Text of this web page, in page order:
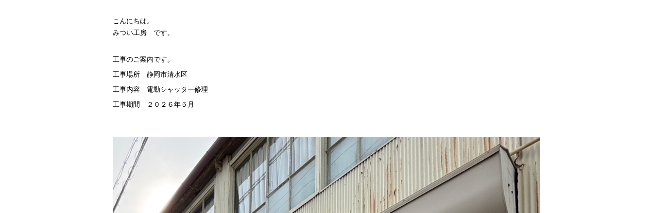
こんにちは。
みつい工房 です。
工事のご案内です。
工事場所 静岡市清水区
工事内容 電動シャッター修理
工事期間 ２０２６年５月